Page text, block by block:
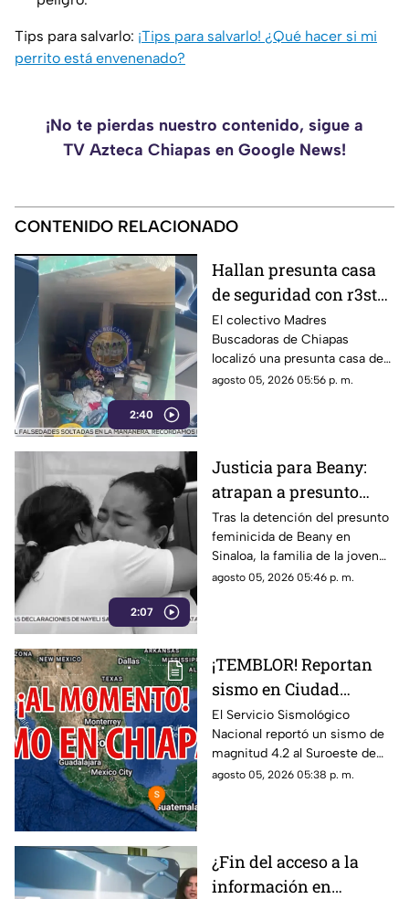
Tips para salvarlo: ¡Tips para salvarlo! ¿Qué hacer si mi
perrito está envenenado?
¡No te pierdas nuestro contenido, sigue a
TV Azteca Chiapas en Google News!
CONTENIDO RELACIONADO
2:40
Hallan presunta casa
de seguridad con r3st0s
humanos en Chiapa de
Corzo
El colectivo Madres
Buscadoras de Chiapas
localizó una presunta casa de
seguridad en Nicolás Bravo,
agosto 05, 2026 05:56 p. m.
2:07
Justicia para Beany:
atrapan a presunto
f3minic1da en Sinaloa
y exigen investigar red
de complicidad
Tras la detención del presunto
feminicida de Beany en
Sinaloa, la familia de la joven
exige la pena máxima y
agosto 05, 2026 05:46 p. m.
¡TEMBLOR! Reportan
sismo en Ciudad
Hidalgo, Chiapas, hoy 5
de agosto del 2026
El Servicio Sismológico
Nacional reportó un sismo de
magnitud 4.2 al Suroeste de
Ciudad Hidalgo, Chiapas. Aquí
agosto 05, 2026 05:38 p. m.
¿Fin del acceso a la
información en